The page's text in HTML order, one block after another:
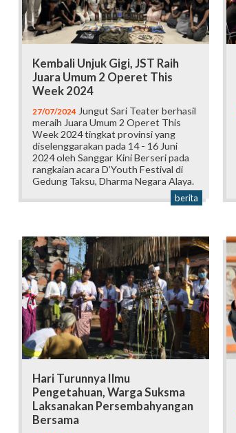
Kembali Unjuk Gigi, JST Raih
Juara Umum 2 Operet This
Week 2024
27/07/2024 Jungut Sari Teater berhasil
meraih Juara Umum 2 Operet This
Week 2024 tingkat provinsi yang
diselenggarakan pada 14 - 16 Juni
2024 oleh Sanggar Kini Berseri pada
rangkaian acara D’Youth Festival di
Gedung Taksu, Dharma Negara Alaya.
berita
Hari Turunnya Ilmu
Pengetahuan, Warga Suksma
Laksanakan Persembahyangan
Bersama